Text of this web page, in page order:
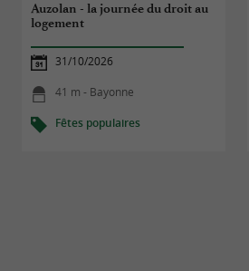
Auzolan - la journée du droit au
logement
31/10/2026
41 m - Bayonne
Fêtes populaires